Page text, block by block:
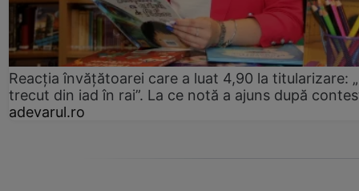
Reacția învățătoarei care a luat 4,90 la titularizare:
trecut din iad în rai”. La ce notă a ajuns după
adevarul.ro